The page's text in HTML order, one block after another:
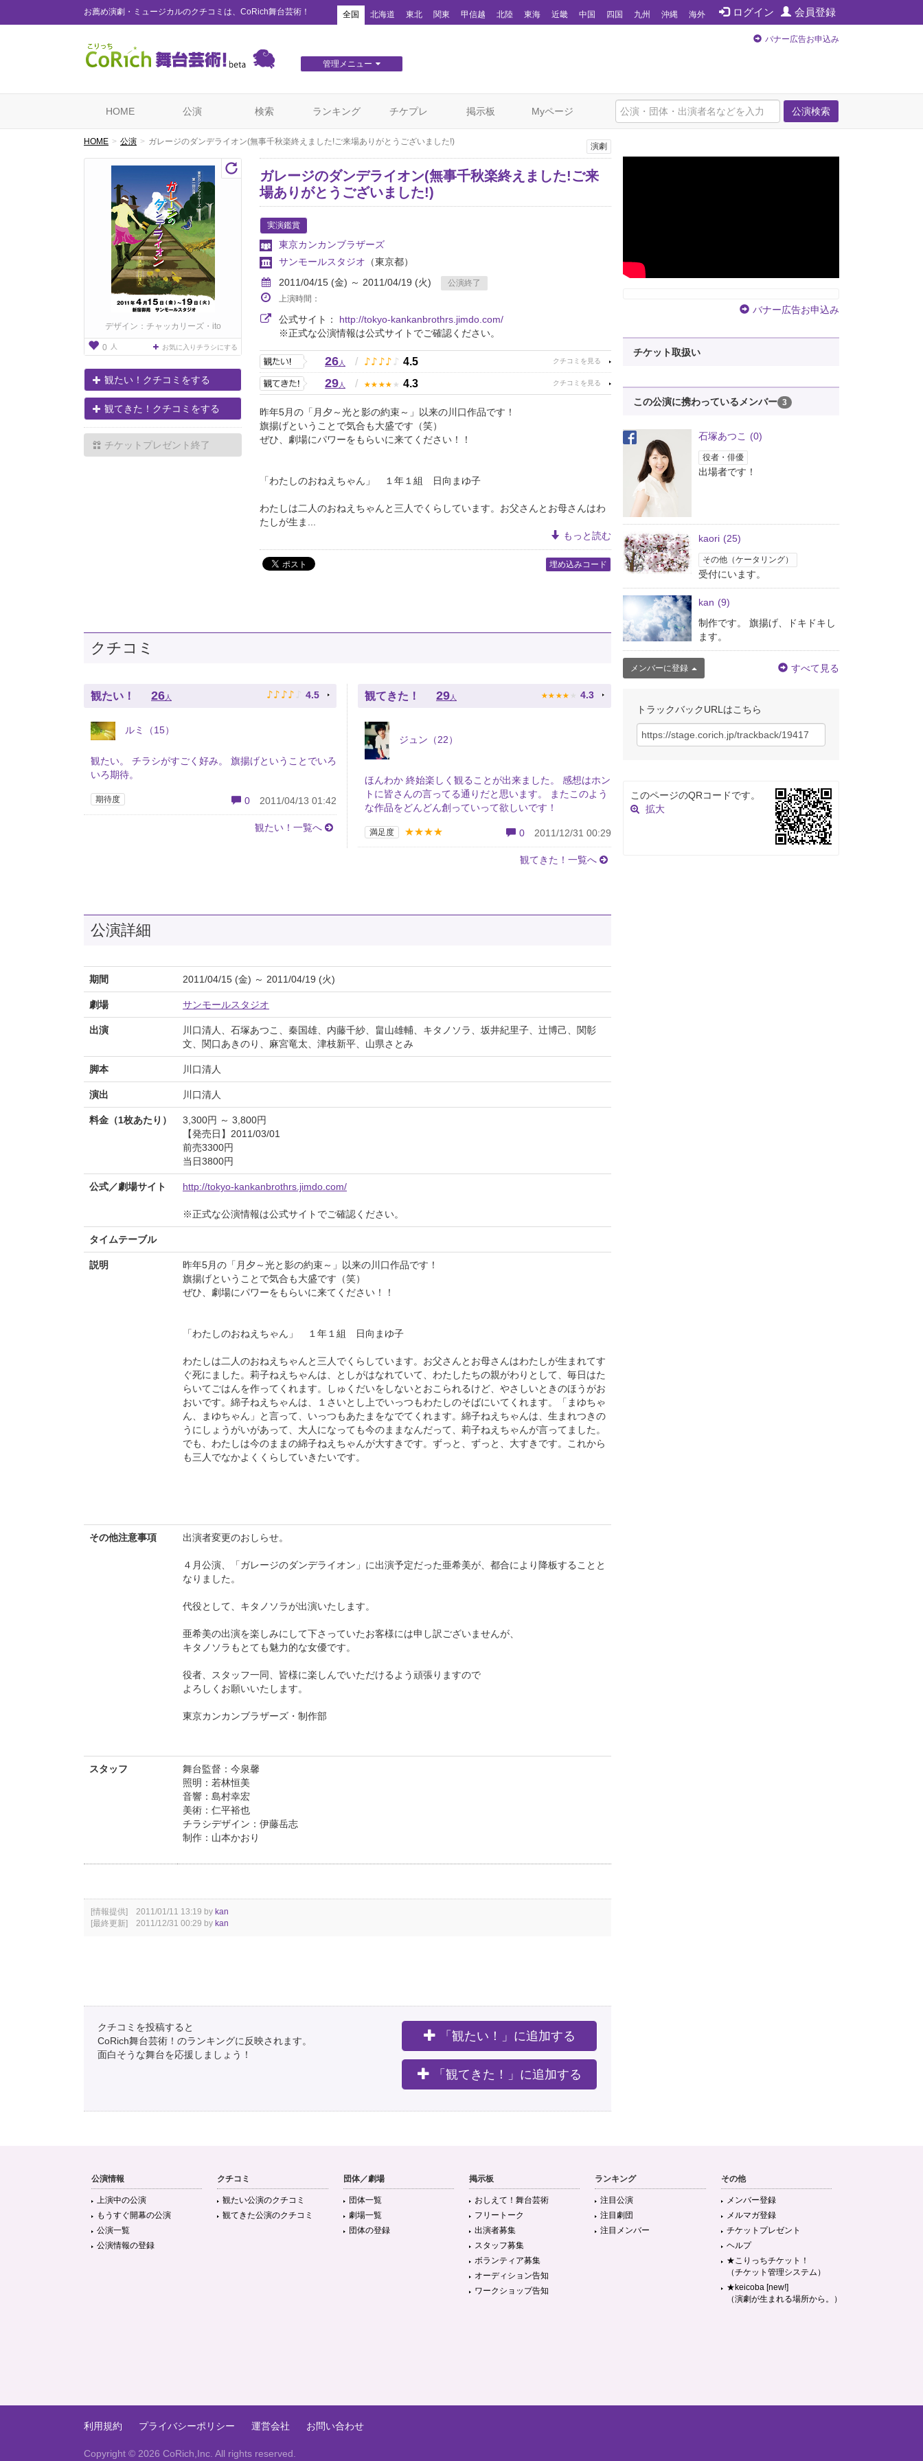
お薦め演劇・ミュージカルのクチコミは、CoRich舞台芸術！ ログイン 会員登録
全国 北海道 東北 関東 甲信越 北陸 東海 近畿 中国 四国 九州 沖縄 海外
管理メニュー
バナー広告お申込み
公演検索
HOME 公演 検索 ランキング チケプレ 掲示板 Myページ
HOME 公演 ガレージのダンデライオン(無事千秋楽終えました!ご来場ありがとうございました!)
デザイン：チャッカリーズ・ito
0 人 お気に入りチラシにする
観たい！クチコミをする
観てきた！クチコミをする
チケットプレゼント終了
演劇
ガレージのダンデライオン(無事千秋楽終えました!ご来
場ありがとうございました!)
実演鑑賞
東京カンカンブラザーズ
サンモールスタジオ （東京都）
2011/04/15 (金) ～ 2011/04/19 (火)
公演終了
上演時間：
公式サイト： http://tokyo-kankanbrothrs.jimdo.com/
※正式な公演情報は公式サイトでご確認ください。
26人 / ♪ ♪ ♪ ♪ ♪ 4.5
29人 / ★ ★ ★ ★ ★ 4.3
昨年5月の「月夕～光と影の約束～」以来の川口作品です！
旗揚げということで気合も大盛です（笑）
ぜひ、劇場にパワーをもらいに来てください！！
「わたしのおねえちゃん」 １年１組 日向まゆ子
わたしは二人のおねえちゃんと三人でくらしています。お父さんとお母さんはわ
たしが生ま...
もっと読む
埋め込みコード
クチコミ
観たい！ 26 人 ♪ ♪ ♪ ♪ ♪ 4.5
ルミ（15）
観たい。 チラシがすごく好み。 旗揚げということでいろ
いろ期待。
期待度 0 2011/04/13 01:42
観たい！一覧へ
観てきた！ 29 人 ★ ★ ★ ★ ★ 4.3
ジュン（22）
ほんわか 終始楽しく観ることが出来ました。 感想はホン
トに皆さんの言ってる通りだと思います。 またこのよう
な作品をどんどん創っていって欲しいです！
満足度 ★★★★ 0 2011/12/31 00:29
観てきた！一覧へ
公演詳細
期間 2011/04/15 (金) ～ 2011/04/19 (火)
劇場 サンモールスタジオ
出演
川口清人、石塚あつこ、秦国雄、内藤千紗、畠山雄輔、キタノソラ、坂井紀里子、辻博己、関彰
文、関口あきのり、麻宮竜太、津枝新平、山県さとみ
脚本 川口清人
演出 川口清人
料金（1枚あたり）
3,300円 ～ 3,800円
【発売日】2011/03/01
前売3300円
当日3800円
公式／劇場サイト http://tokyo-kankanbrothrs.jimdo.com/
※正式な公演情報は公式サイトでご確認ください。
タイムテーブル
説明
昨年5月の「月夕～光と影の約束～」以来の川口作品です！
旗揚げということで気合も大盛です（笑）
ぜひ、劇場にパワーをもらいに来てください！！
「わたしのおねえちゃん」 １年１組 日向まゆ子
わたしは二人のおねえちゃんと三人でくらしています。お父さんとお母さんはわたしが生まれてす
ぐ死にました。莉子ねえちゃんは、としがはなれていて、わたしたちの親がわりとして、毎日はた
らいてごはんを作ってくれます。しゅくだいをしないとおこられるけど、やさしいときのほうがお
おいです。綿子ねえちゃんは、１さいとし上でいっつもわたしのそばにいてくれます。「まゆちゃ
ん、まゆちゃん」と言って、いっつもあたまをなでてくれます。綿子ねえちゃんは、生まれつきの
うにしょうがいがあって、大人になっても今のままなんだって、莉子ねえちゃんが言ってました。
でも、わたしは今のままの綿子ねえちゃんが大すきです。ずっと、ずっと、大すきです。これから
も三人でなかよくくらしていきたいです。
その他注意事項 出演者変更のおしらせ。
４月公演、「ガレージのダンデライオン」に出演予定だった亜希美が、都合により降板することと
なりました。
代役として、キタノソラが出演いたします。
亜希美の出演を楽しみにして下さっていたお客様には申し訳ございませんが、
キタノソラもとても魅力的な女優です。
役者、スタッフ一同、皆様に楽しんでいただけるよう頑張りますので
よろしくお願いいたします。
東京カンカンブラザーズ・制作部
スタッフ
舞台監督：今泉馨
照明：若林恒美
音響：島村幸宏
美術：仁平裕也
チラシデザイン：伊藤岳志
制作：山本かおり
[情報提供] 2011/01/11 13:19 by kan
[最終更新] 2011/12/31 00:29 by kan
クチコミを投稿すると
CoRich舞台芸術！のランキングに反映されます。
面白そうな舞台を応援しましょう！
「観たい！」に追加する
「観てきた！」に追加する
バナー広告お申込み
チケット取扱い
この公演に携わっているメンバー 3
石塚あつこ (0)
役者・俳優
出場者です！
kaori (25)
その他（ケータリング）
受付にいます。
kan (9)
制作です。 旗揚げ、ドキドキし
ます。
メンバーに登録 すべて見る
トラックバックURLはこちら
このページのQRコードです。
拡大
公演情報
上演中の公演
もうすぐ開幕の公演
公演一覧
公演情報の登録
クチコミ
観たい公演のクチコミ
観てきた公演のクチコミ
団体／劇場
団体一覧
劇場一覧
団体の登録
掲示板
おしえて！舞台芸術
フリートーク
出演者募集
スタッフ募集
ボランティア募集
オーディション告知
ワークショップ告知
ランキング
注目公演
注目劇団
注目メンバー
その他
メンバー登録
メルマガ登録
チケットプレゼント
ヘルプ
★こりっちチケット！
（チケット管理システム）
★keicoba [new!]
（演劇が生まれる場所から。）
利用規約 プライバシーポリシー 運営会社 お問い合わせ
Copyright © 2026 CoRich,Inc. All rights reserved.